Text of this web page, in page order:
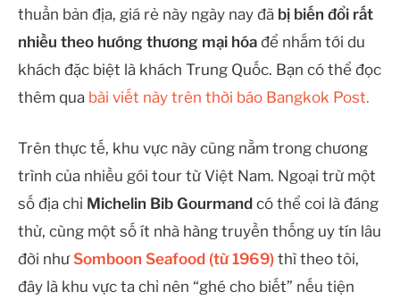
thuần bản địa, giá rẻ này ngày nay đã bị biến đổi rất
nhiều theo hướng thương mại hóa để nhắm tới du
khách đặc biệt là khách Trung Quốc. Bạn có thể đọc
thêm qua bài viết này trên thời báo Bangkok Post.
Trên thực tế, khu vực này cũng nằm trong chương
trình của nhiều gói tour từ Việt Nam. Ngoại trừ một
số địa chỉ Michelin Bib Gourmand có thể coi là đáng
thử, cùng một số ít nhà hàng truyền thống uy tín lâu
đời nhưSomboon Seafood (từ 1969) thì theo tôi,
đây là khu vực ta chỉ nên “ghé cho biết” nếu tiện